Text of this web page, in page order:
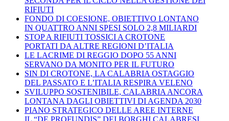
RIFIUTI
FONDO DI COESIONE, OBIETTIVO LONTANO
IN QUATTRO ANNI SPESI SOLO 2,8 MILIARDI
STOP A RIFIUTI TOSSICI A CROTONE
PORTATI DA ALTRE REGIONI D’ITALIA
LE LACRIME DI REGGIO DOPO 55 ANNI
SERVANO DA MONITO PER IL FUTURO
SIN DI CROTONE, LA CALABRIA OSTAGGIO
DEL PASSATO E L’ITALIA RESPIRA VELENO
SVILUPPO SOSTENIBILE, CALABRIA ANCORA
LONTANA DAGLI OBIETTIVI DI AGENDA 2030
PIANO STRATEGICO DELLE AREE INTERNE
IL “DE PROFUNDIS” DEI BORGHI CALABRESI